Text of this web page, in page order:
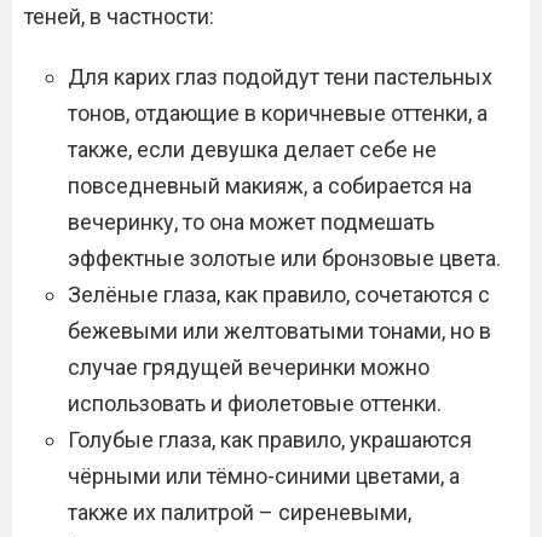
теней, в частности:
Для карих глаз подойдут тени пастельных
тонов, отдающие в коричневые оттенки, а
также, если девушка делает себе не
повседневный макияж, а собирается на
вечеринку, то она может подмешать
эффектные золотые или бронзовые цвета.
Зелёные глаза, как правило, сочетаются с
бежевыми или желтоватыми тонами, но в
случае грядущей вечеринки можно
использовать и фиолетовые оттенки.
Голубые глаза, как правило, украшаются
чёрными или тёмно-синими цветами, а
также их палитрой – сиреневыми,